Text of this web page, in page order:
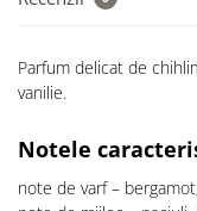
Parfum delicat de
vanilie.
Notele
note de varf –